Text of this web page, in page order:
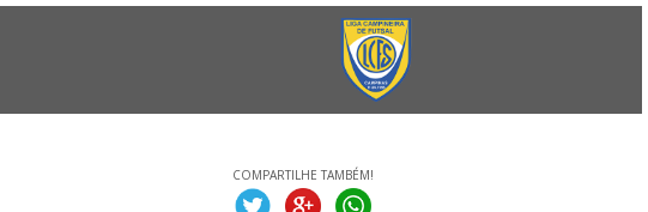
COMPARTILHE TAMBÉM!